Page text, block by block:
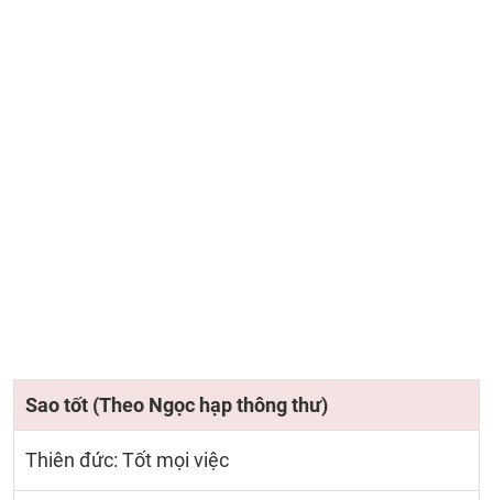
Sao tốt (Theo Ngọc hạp thông thư)
Thiên đức: Tốt mọi việc